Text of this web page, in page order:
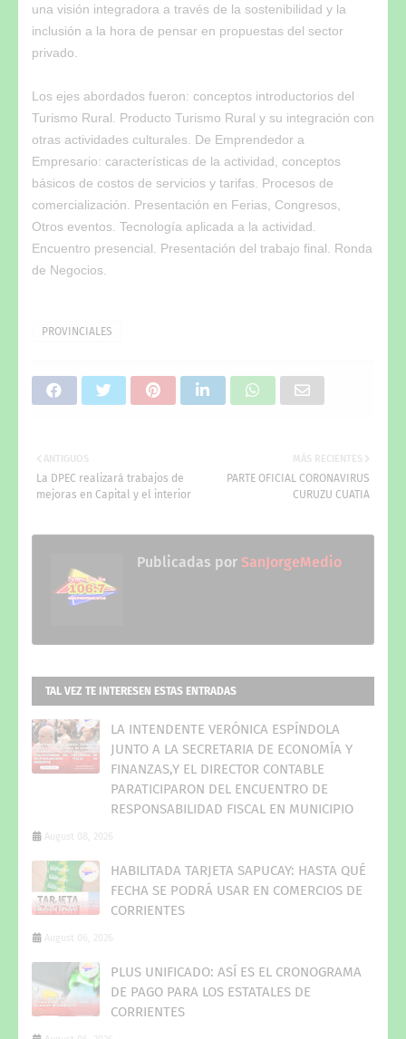
una visión integradora a través de la sostenibilidad y la
inclusión a la hora de pensar en propuestas del sector
privado.
Los ejes abordados fueron: conceptos introductorios del
Turismo Rural. Producto Turismo Rural y su integración con
otras actividades culturales. De Emprendedor a
Empresario: características de la actividad, conceptos
básicos de costos de servicios y tarifas. Procesos de
comercialización. Presentación en Ferias, Congresos,
Otros eventos. Tecnología aplicada a la actividad.
Encuentro presencial. Presentación del trabajo final. Ronda
de Negocios.
PROVINCIALES
MÁS RECIENTES
PARTE OFICIAL CORONAVIRUS
CURUZU CUATIA
ANTIGUOS
La DPEC realizará trabajos de
mejoras en Capital y el interior
Publicadas por SanJorgeMedio
TAL VEZ TE INTERESEN ESTAS ENTRADAS
LA INTENDENTE VERÓNICA ESPÍNDOLA
JUNTO A LA SECRETARIA DE ECONOMÍA Y
FINANZAS,Y EL DIRECTOR CONTABLE
PARATICIPARON DEL ENCUENTRO DE
RESPONSABILIDAD FISCAL EN MUNICIPIO
August 08, 2026
HABILITADA TARJETA SAPUCAY: HASTA QUÉ
FECHA SE PODRÁ USAR EN COMERCIOS DE
CORRIENTES
August 06, 2026
PLUS UNIFICADO: ASÍ ES EL CRONOGRAMA
DE PAGO PARA LOS ESTATALES DE
CORRIENTES